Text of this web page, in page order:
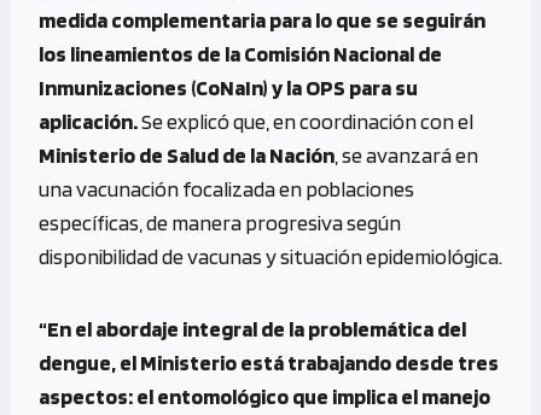
medida complementaria para lo que se seguirán
los lineamientos de la Comisión Nacional de
Inmunizaciones (CoNaIn) y la OPS para su
aplicación.Se explicó que, en coordinación con el
Ministerio de Salud de la Nación , se avanzará en
una vacunación focalizada en poblaciones
específicas, de manera progresiva según
disponibilidad de vacunas y situación epidemiológica.
“En el abordaje integral de la problemática del
dengue, el Ministerio está trabajando desde tres
aspectos: el entomológico que implica el manejo